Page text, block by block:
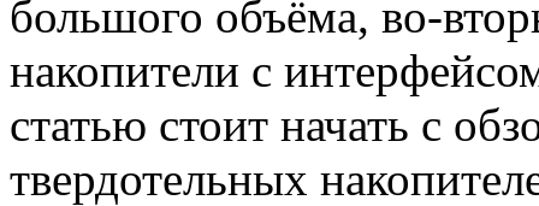
большого объёма, во-
накопители с
статью стоит начать с
твердотельных